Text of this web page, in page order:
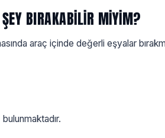
BIRAKABILIR MIYIM?
araç içinde değerli eşyalar